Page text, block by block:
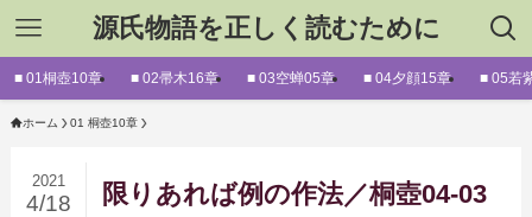
源氏物語を正しく読むために
■ 01桐壺10章 ■ 02帚木16章 ■ 03空蝉05章 ■ 04夕顔15章 ■ 05若
ホーム 01 桐壺10章
限りあれば例の作法／桐壺04-03
2021
4/18